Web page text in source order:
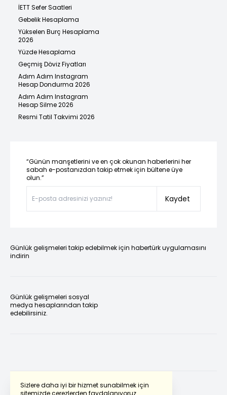
Sizlere daha iyi bir hizmet sunabilmek için
sitemizde çerezlerden faydalanıyoruz.
İETT Sefer Saatleri
Gebelik Hesaplama
Yükselen Burç Hesaplama
2026
Yüzde Hesaplama
Geçmiş Döviz Fiyatları
Adım Adım Instagram
Hesap Dondurma 2026
Adım Adım Instagram
Hesap Silme 2026
Resmi Tatil Takvimi 2026
“Günün manşetlerini ve en çok okunan haberlerini her
sabah e-postanızdan takip etmek için bültene üye
olun.”
Kaydet
Günlük gelişmeleri takip edebilmek için habertürk uygulamasını
indirin
Günlük gelişmeleri sosyal
medya hesaplarından takip
edebilirsiniz.